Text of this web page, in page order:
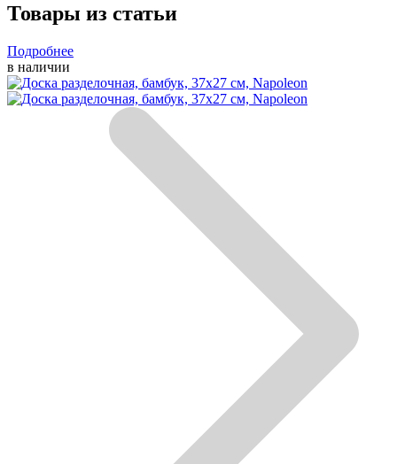
Товары из статьи
Подробнее
в наличии